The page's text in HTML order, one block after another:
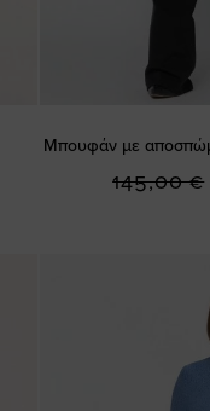
Μπουφάν με
145,00 €